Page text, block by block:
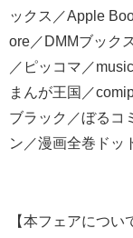
ックス／Apple
ore／DMMブック
／ピッコマ／
まんが王国／
ブラック／ぼるコ
ン／漫画全巻ドッ
【本フェアについ